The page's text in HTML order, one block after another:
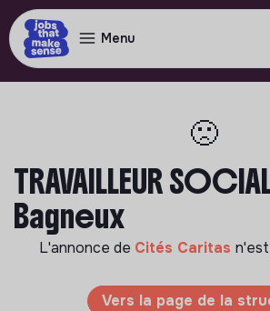
Menu
🙁
TRAVAILLEUR
Bagneux
L'annonce de Cités Caritas n'est
Vers la page de la